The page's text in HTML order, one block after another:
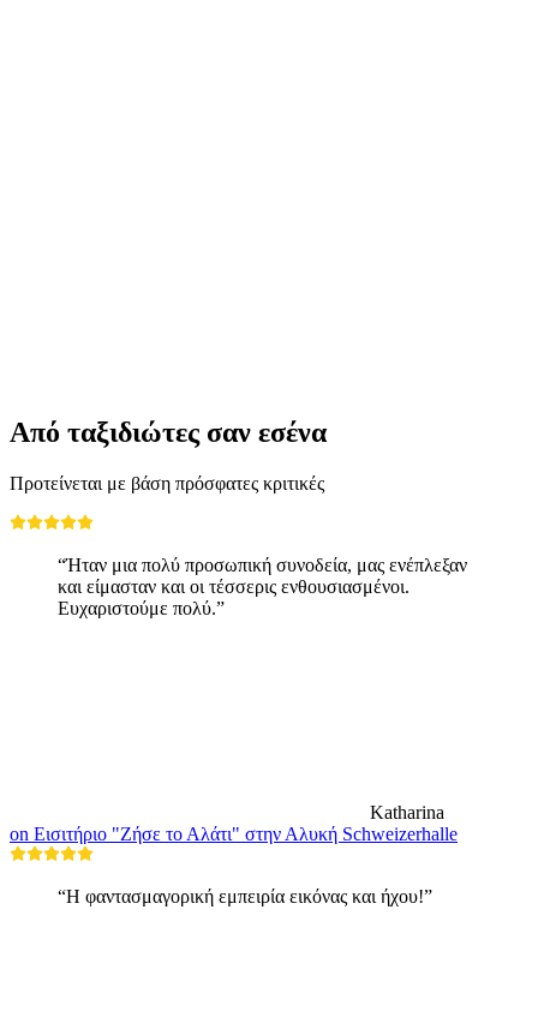
Από ταξιδιώτες σαν εσένα
Προτείνεται με βάση πρόσφατες κριτικές
“Ήταν μια πολύ προσωπική συνοδεία, μας ενέπλεξαν
και είμασταν και οι τέσσερις ενθουσιασμένοι.
Ευχαριστούμε πολύ.”
Katharina
on Εισιτήριο "Ζήσε το Αλάτι" στην Αλυκή Schweizerhalle
“Η φαντασμαγορική εμπειρία εικόνας και ήχου!”